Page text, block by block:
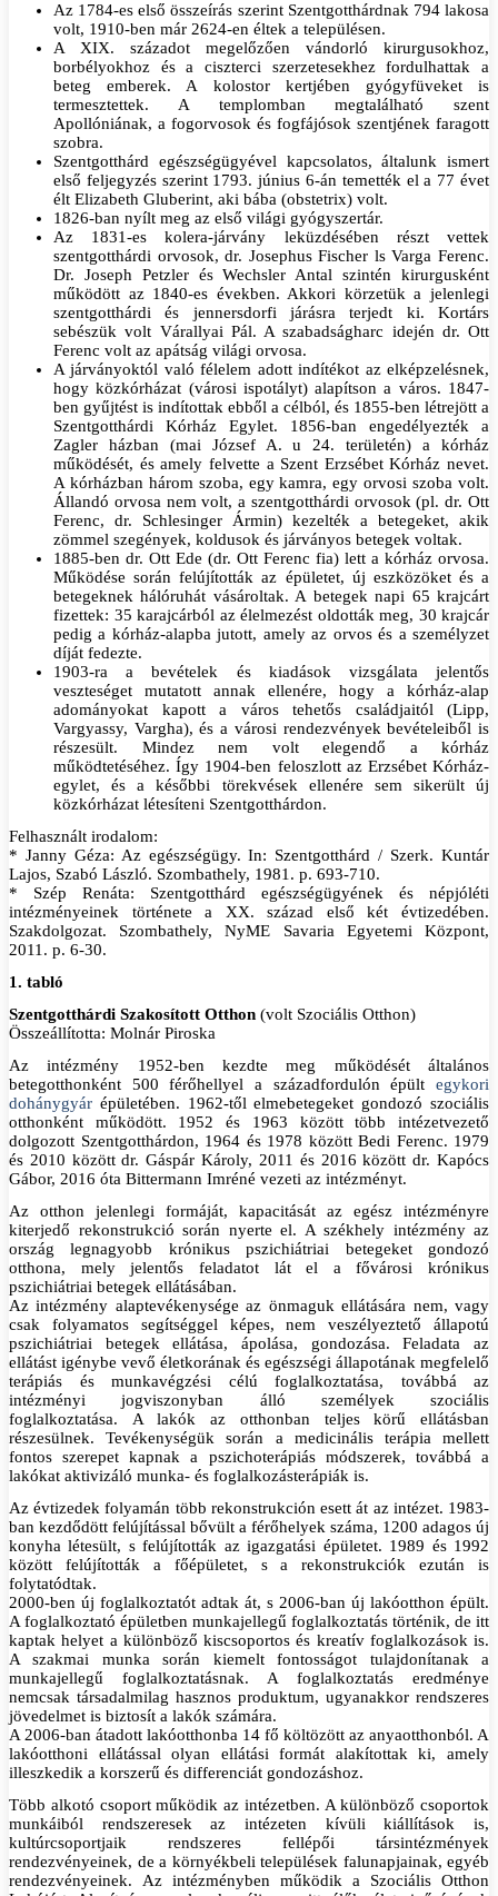
Az 1784-es első összeírás szerint Szentgotthárdnak 794 lakosa
volt, 1910-ben már 2624‑en éltek a településen.
A XIX. századot megelőzően vándorló kirurgusokhoz,
borbélyokhoz és a ciszterci szerzetesekhez fordulhattak a
beteg emberek. A kolostor kertjében gyógyfüveket is
termesztettek. A templomban megtalálható szent
Apollóniának, a fogorvosok és fogfájósok szentjének faragott
szobra.
Szentgotthárd egészségügyével kapcsolatos, általunk ismert
első feljegyzés szerint 1793. június 6‑án temették el a 77 évet
élt Elizabeth Gluberint, aki bába (obstetrix) volt.
1826-ban nyílt meg az első világi gyógyszertár.
Az 1831-es kolera-járvány leküzdésében részt vettek
szentgotthárdi orvosok, dr. Josephus Fischer ls Varga Ferenc.
Dr. Joseph Petzler és Wechsler Antal szintén kirurgusként
működött az 1840-es években. Akkori körzetük a jelenlegi
szentgotthárdi és jennersdorfi járásra terjedt ki. Kortárs
sebészük volt Várallyai Pál. A szabadságharc idején dr. Ott
Ferenc volt az apátság világi orvosa.
A járványoktól való félelem adott indítékot az elképzelésnek,
hogy közkórházat (városi ispotályt) alapítson a város. 1847-
ben gyűjtést is indítottak ebből a célból, és 1855-ben létrejött a
Szentgotthárdi Kórház Egylet. 1856-ban engedélyezték a
Zagler házban (mai József A. u 24. területén) a kórház
működését, és amely felvette a Szent Erzsébet Kórház nevet.
A kórházban három szoba, egy kamra, egy orvosi szoba volt.
Állandó orvosa nem volt, a szentgotthárdi orvosok (pl. dr. Ott
Ferenc, dr. Schlesinger Ármin) kezelték a betegeket, akik
zömmel szegények, koldusok és járványos betegek voltak.
1885-ben dr. Ott Ede (dr. Ott Ferenc fia) lett a kórház orvosa.
Működése során felújították az épületet, új eszközöket és a
betegeknek hálóruhát vásároltak. A betegek napi 65 krajcárt
fizettek: 35 karajcárból az élelmezést oldották meg, 30 krajcár
pedig a kórház-alapba jutott, amely az orvos és a személyzet
díját fedezte.
1903-ra a bevételek és kiadások vizsgálata jelentős
veszteséget mutatott annak ellenére, hogy a kórház-alap
adományokat kapott a város tehetős családjaitól (Lipp,
Vargyassy, Vargha), és a városi rendezvények bevételeiből is
részesült. Mindez nem volt elegendő a kórház
működtetéséhez. Így 1904-ben feloszlott az Erzsébet Kórház-
egylet, és a későbbi törekvések ellenére sem sikerült új
közkórházat létesíteni Szentgotthárdon.
Felhasznált irodalom:
* Janny Géza: Az egészségügy. In: Szentgotthárd / Szerk. Kuntár
Lajos, Szabó László. Szombathely, 1981. p. 693-710.
* Szép Renáta: Szentgotthárd egészségügyének és népjóléti
intézményeinek története a XX. század első két évtizedében.
Szakdolgozat. Szombathely, NyME Savaria Egyetemi Központ,
2011. p. 6-30.
1. tabló
Szentgotthárdi Szakosított Otthon (volt Szociális Otthon)
Összeállította: Molnár Piroska
Az intézmény 1952-ben kezdte meg működését általános
betegotthonként 500 férőhellyel a századfordulón épült egykori
dohánygyár épületében. 1962-től elmebetegeket gondozó szociális
otthonként működött. 1952 és 1963 között több intézetvezető
dolgozott Szentgotthárdon, 1964 és 1978 között Bedi Ferenc. 1979
és 2010 között dr. Gáspár Károly, 2011 és 2016 között dr. Kapócs
Gábor, 2016 óta Bittermann Imréné vezeti az intézményt.
Az otthon jelenlegi formáját, kapacitását az egész intézményre
kiterjedő rekonstrukció során nyerte el. A székhely intézmény az
ország legnagyobb krónikus pszichiátriai betegeket gondozó
otthona, mely jelentős feladatot lát el a fővárosi krónikus
pszichiátriai betegek ellátásában.
Az intézmény alaptevékenysége az önmaguk ellátására nem, vagy
csak folyamatos segítséggel képes, nem veszélyeztető állapotú
pszichiátriai betegek ellátása, ápolása, gondozása. Feladata az
ellátást igénybe vevő életkorának és egészségi állapotának megfelelő
terápiás és munkavégzési célú foglalkoztatása, továbbá az
intézményi jogviszonyban álló személyek szociális
foglalkoztatása. A lakók az otthonban teljes körű ellátásban
részesülnek. Tevékenységük során a medicinális terápia mellett
fontos szerepet kapnak a pszichoterápiás módszerek, továbbá a
lakókat aktivizáló munka- és foglalkozásterápiák is.
Az évtizedek folyamán több rekonstrukción esett át az intézet. 1983-
ban kezdődött felújítással bővült a férőhelyek száma, 1200 adagos új
konyha létesült, s felújították az igazgatási épületet. 1989 és 1992
között felújították a főépületet, s a rekonstrukciók ezután is
folytatódtak.
2000-ben új foglalkoztatót adtak át, s 2006-ban új lakóotthon épült.
A foglalkoztató épületben munkajellegű foglalkoztatás történik, de itt
kaptak helyet a különböző kiscsoportos és kreatív foglalkozások is.
A szakmai munka során kiemelt fontosságot tulajdonítanak a
munkajellegű foglalkoztatásnak. A foglalkoztatás eredménye
nemcsak társadalmilag hasznos produktum, ugyanakkor rendszeres
jövedelmet is biztosít a lakók számára.
A 2006-ban átadott lakóotthonba 14 fő költözött az anyaotthonból. A
lakóotthoni ellátással olyan ellátási formát alakítottak ki, amely
illeszkedik a korszerű és differenciát gondozáshoz.
Több alkotó csoport működik az intézetben. A különböző csoportok
munkáiból rendszeresek az intézeten kívüli kiállítások is,
kultúrcsoportjaik rendszeres fellépői társintézmények
rendezvényeinek, de a környékbeli települések falunapjainak, egyéb
rendezvényeinek. Az intézményben működik a Szociális Otthon